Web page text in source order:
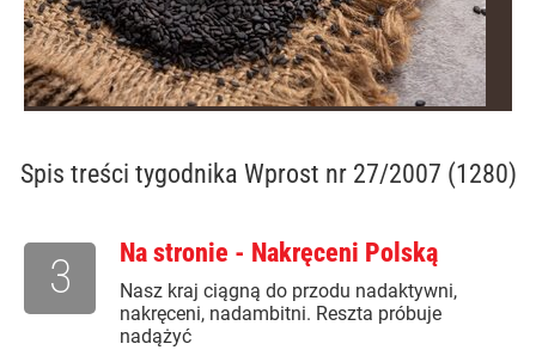
Spis treści tygodnika Wprost nr 27/2007 (1280)
Na stronie - Nakręceni Polską
Nasz kraj ciągną do przodu nadaktywni,
nakręceni, nadambitni. Reszta próbuje
nadążyć
3